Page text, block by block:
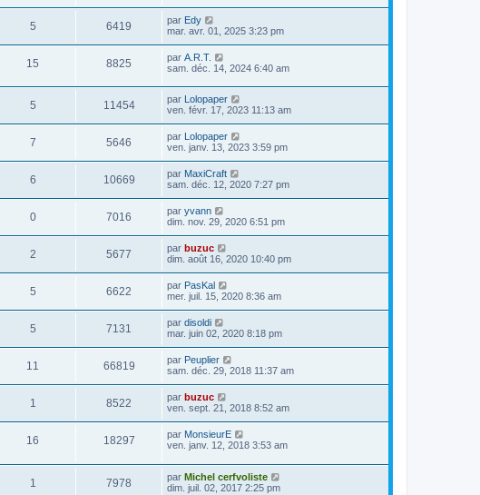
5 6419 par Edy
mar. avr. 01, 2025 3:23 pm
15 8825 par A.R.T.
sam. déc. 14, 2024 6:40 am
5 11454 par Lolopaper
ven. févr. 17, 2023 11:13 am
7 5646 par Lolopaper
ven. janv. 13, 2023 3:59 pm
6 10669 par MaxiCraft
sam. déc. 12, 2020 7:27 pm
0 7016 par yvann
dim. nov. 29, 2020 6:51 pm
2 5677 par buzuc
dim. août 16, 2020 10:40 pm
5 6622 par PasKal
mer. juil. 15, 2020 8:36 am
5 7131 par disoldi
mar. juin 02, 2020 8:18 pm
11 66819 par Peuplier
sam. déc. 29, 2018 11:37 am
1 8522 par buzuc
ven. sept. 21, 2018 8:52 am
16 18297 par MonsieurE
ven. janv. 12, 2018 3:53 am
1 7978 par Michel cerfvoliste
dim. juil. 02, 2017 2:25 pm